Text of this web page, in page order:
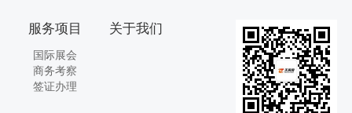
服务项目
国际展会
商务考察
签证办理
关于我们